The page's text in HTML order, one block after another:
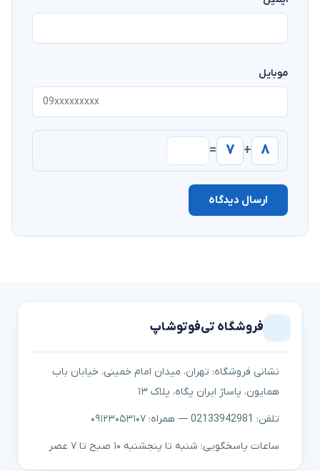
موبایل
۸ + ۷ =
ارسال دیدگاه
فروشگاه تی‌فوتوشاپ
نشانی فروشگاه: تهران، میدان امام خمینی، خیابان باب
همایون، پاساژ ایران پگاه، پلاک ۱۳
تلفن: 02133942981 — همراه: ۰۹۱۲۳۰۵۳۱۰۷
ساعات پاسخگویی: شنبه تا پنجشنبه ۱۰ صبح تا ۷ عصر